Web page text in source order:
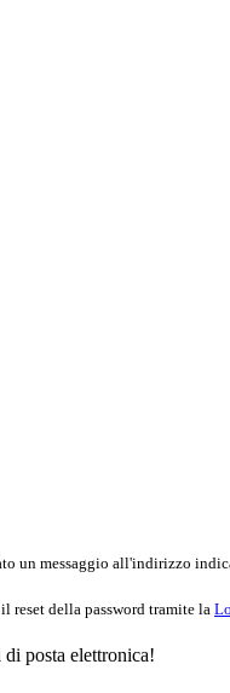
un messaggio all'indirizzo
reset della password tramite la
posta elettronica!